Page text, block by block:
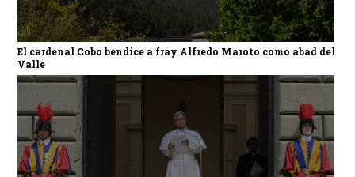
El cardenal Cobo bendice a fray Alfredo Maroto como abad del
Valle